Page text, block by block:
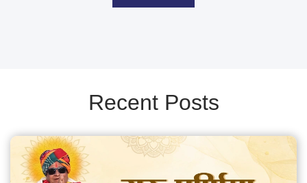
Recent Posts